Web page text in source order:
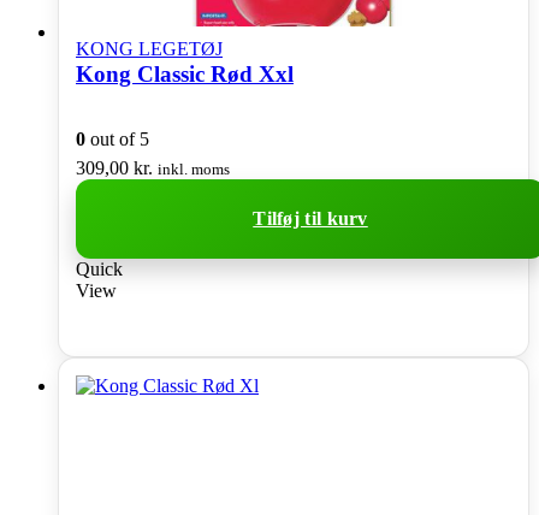
KONG LEGETØJ
Kong Classic Rød Xxl
0 out of 5
309,00 kr. inkl. moms
Tilføj til kurv
Quick
View